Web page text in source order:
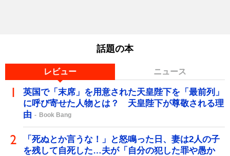
話題の本
レビュー ニュース
英国で「末席」を用意された天皇陛下を「最前列」
に呼び寄せた人物とは？ 天皇陛下が尊敬される理
由
Book Bang
「死ぬとか言うな！」と怒鳴った日、妻は2人の子
を残して自死した…夫が「自分の犯した罪や愚か